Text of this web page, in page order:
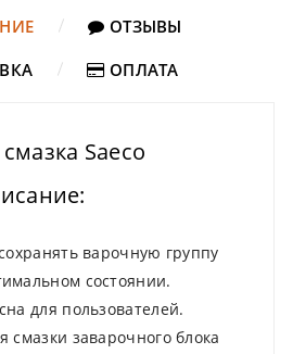
ОТЗЫВЫ
ОПЛАТА
Saeco
варочную группу
состоянии.
для пользователей.
смазки заварочного блока